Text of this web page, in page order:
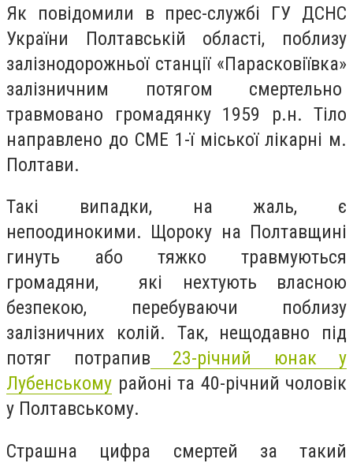
Як повідомили в прес-службі ГУ ДСНС
України Полтавській області, поблизу
залізнодорожньої станції «Парасковіївка»
залізничним потягом смертельно
травмовано громадянку 1959 р.н. Тіло
направлено до СМЕ 1-ї міської лікарні м.
Полтави.
Такі випадки, на жаль, є
непоодинокими. Щороку на Полтавщині
гинуть або тяжко травмуються
громадяни, які нехтують власною
безпекою, перебуваючи поблизу
залізничних колій. Так, нещодавно під
потяг потрапив 23-річний юнак у
Лубенському районі та 40-річний чоловік
у Полтавському.
Страшна цифра смертей за такий